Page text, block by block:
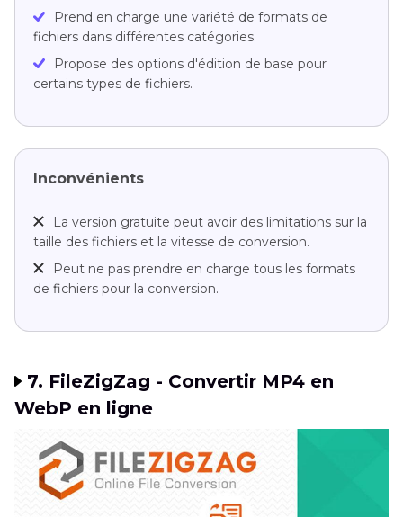
Prend en charge une variété de formats de
fichiers dans différentes catégories.
Propose des options d'édition de base pour
certains types de fichiers.
Inconvénients
La version gratuite peut avoir des limitations sur la
taille des fichiers et la vitesse de conversion.
Peut ne pas prendre en charge tous les formats
de fichiers pour la conversion.
7. FileZigZag - Convertir MP4 en
WebP en ligne